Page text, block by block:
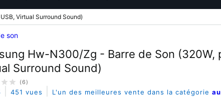
Virtual Surround Sound)
son
Hw-N300/Zg - Barre de Son (320W,
Surround Sound)
(6)
451 vues L'un des meilleures vente dans la catégorie